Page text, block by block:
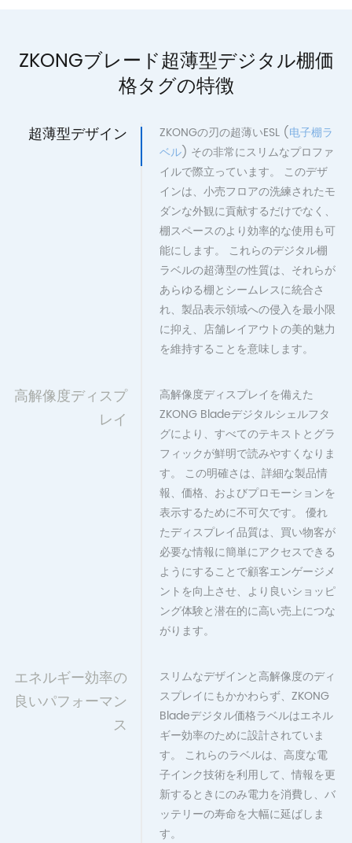
ZKONGブレード超薄型デジタル棚価
格タグの特徴
超薄型デザイン ZKONGの刃の超薄いESL (电子棚ラ
ベル) その非常にスリムなプロファ
イルで際立っています。 このデザ
インは、小売フロアの洗練されたモ
ダンな外観に貢献するだけでなく、
棚スペースのより効率的な使用も可
能にします。 これらのデジタル棚
ラベルの超薄型の性質は、それらが
あらゆる棚とシームレスに統合さ
れ、製品表示領域への侵入を最小限
に抑え、店舗レイアウトの美的魅力
を維持することを意味します。
高解像度ディスプ
レイ
高解像度ディスプレイを備えた
ZKONG Bladeデジタルシェルフタ
グにより、すべてのテキストとグラ
フィックが鮮明で読みやすくなりま
す。 この明確さは、詳細な製品情
報、価格、およびプロモーションを
表示するために不可欠です。 優れ
たディスプレイ品質は、買い物客が
必要な情報に簡単にアクセスできる
ようにすることで顧客エンゲージメ
ントを向上させ、より良いショッピ
ング体験と潜在的に高い売上につな
がります。
エネルギー効率の
良いパフォーマン
ス
スリムなデザインと高解像度のディ
スプレイにもかかわらず、ZKONG
Bladeデジタル価格ラベルはエネル
ギー効率のために設計されていま
す。 これらのラベルは、高度な電
子インク技術を利用して、情報を更
新するときにのみ電力を消費し、バ
ッテリーの寿命を大幅に延ばしま
す。